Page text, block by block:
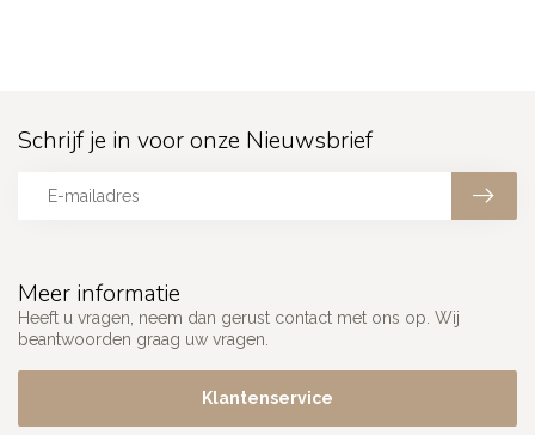
Meer informatie
Heeft u vragen, neem dan gerust contact met ons op. Wij
beantwoorden graag uw vragen.
Klantenservice
Schrijf je in voor onze Nieuwsbrief